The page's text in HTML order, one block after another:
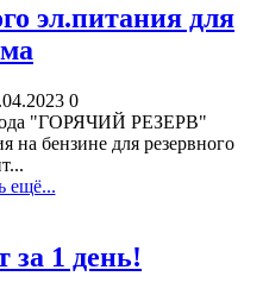
эл.питания для
0
"ГОРЯЧИЙ РЕЗЕРВ"
на бензине для резервного
ещё...
за 1 день!